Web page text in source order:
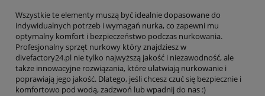
Wszystkie te elementy muszą być idealnie dopasowane do
indywidualnych potrzeb i wymagań nurka, co zapewni mu
optymalny komfort i bezpieczeństwo podczas nurkowania.
Profesjonalny sprzęt nurkowy który znajdziesz w
divefactory24.pl nie tylko najwyższą jakość i niezawodność, ale
także innowacyjne rozwiązania, które ułatwiają nurkowanie i
poprawiają jego jakość. Dlatego, jeśli chcesz czuć się bezpiecznie i
komfortowo pod wodą, zadzwoń lub wpadnij do nas :)